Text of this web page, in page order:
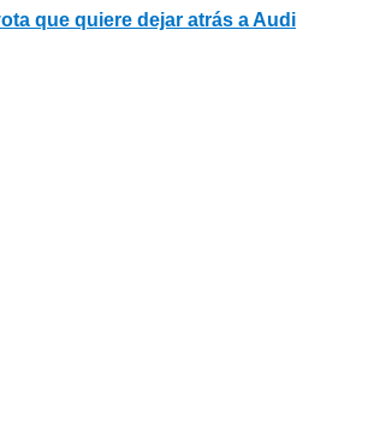
que quiere dejar atrás a Audi